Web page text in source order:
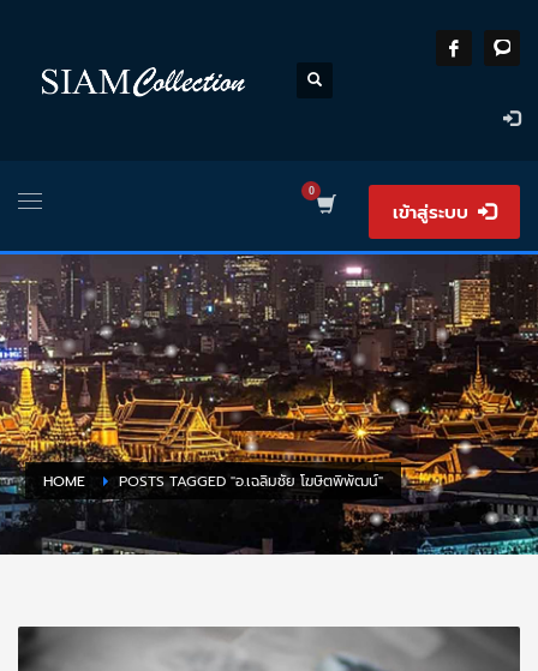
เข้าสู่ระบบ
HOME POSTS TAGGED "อ.เฉลิมชัย โฆษิตพิพัฒน์"